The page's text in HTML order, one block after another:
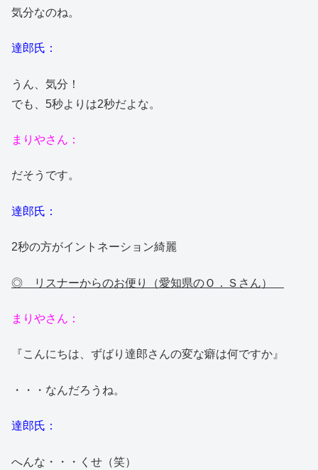
気分なのね。
達郎氏：
うん、気分！
でも、5秒よりは2秒だよな。
まりやさん：
だそうです。
達郎氏：
2秒の方がイントネーション綺麗
◎ リスナーからのお便り（愛知県のＯ．Ｓさん）
まりやさん：
『こんにちは、ずばり達郎さんの変な癖は何ですか』
・・・なんだろうね。
達郎氏：
へんな・・・くせ（笑）